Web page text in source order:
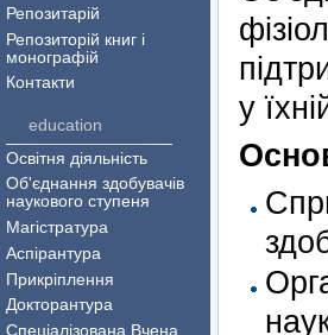
у
Репозитарій
Репозиторій книг і
монографій
Контакти
education
Освітня діяльність
Об'єднання здобувачів
наукового ступеня
Магістратура
Аспірантура
Прикріплення
Докторантура
Спеціалізована Вчена